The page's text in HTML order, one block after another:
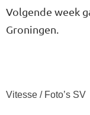
Volgende week
Groningen.
Vitesse / Foto’s SV